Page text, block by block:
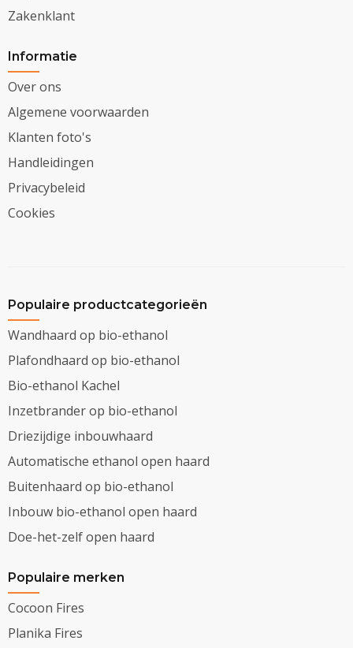
Zakenklant
Informatie
Over ons
Algemene voorwaarden
Klanten foto's
Handleidingen
Privacybeleid
Cookies
Populaire productcategorieën
Wandhaard op bio-ethanol
Plafondhaard op bio-ethanol
Bio-ethanol Kachel
Inzetbrander op bio-ethanol
Driezijdige inbouwhaard
Automatische ethanol open haard
Buitenhaard op bio-ethanol
Inbouw bio-ethanol open haard
Doe-het-zelf open haard
Populaire merken
Cocoon Fires
Planika Fires